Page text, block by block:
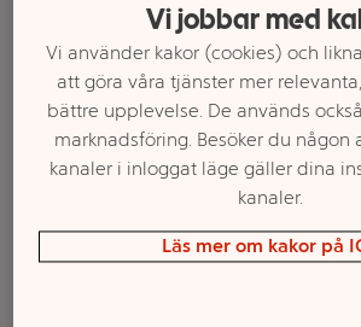
Duokräm
Välj butik och handla
Sortimentet kan variera mellan
Vi jobbar med
Vi använder kakor (cookies) och
att göra våra tjänster mer
bättre upplevelse. De används
marknadsföring. Besöker du någon
kanaler i inloggat läge gäller dina
kanaler.
Läs mer om kakor på